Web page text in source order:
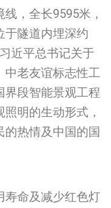
，全长9595米，
于隧道内埋深约
近平总书记关于
中老友谊标志性工
界段智能景观工程
明的生动形式，
的热情及中国的国
寿命及减少红色灯